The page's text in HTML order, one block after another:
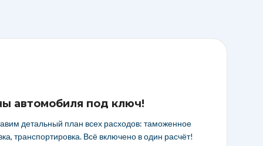
автомобиля под ключ!
детальный план всех расходов: таможенное
транспортировка. Всё включено в один расчёт!